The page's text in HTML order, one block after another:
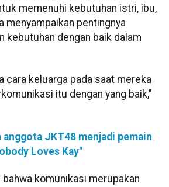
memenuhi kebutuhan istri, ibu,
menyampaikan pentingnya
kebutuhan dengan baik dalam
cara keluarga pada saat mereka
itu dengan yang baik,"
anggota JKT48 menjadi pemain
Loves Kay"
bahwa komunikasi merupakan